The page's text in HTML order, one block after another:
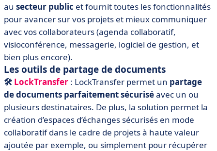
au secteur public et fournit toutes les fonctionnalités
pour avancer sur vos projets et mieux communiquer
avec vos collaborateurs (agenda collaboratif,
visioconférence, messagerie, logiciel de gestion, et
bien plus encore).
Les outils de partage de documents
🛠️ LockTransfer : LockTransfer permet un partage
de documents parfaitement sécuriséavec un ou
plusieurs destinataires. De plus, la solution permet la
création d’espaces d’échanges sécurisés en mode
collaboratif dans le cadre de projets à haute valeur
ajoutée par exemple, ou simplement pour récupérer